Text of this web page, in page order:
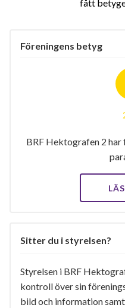
fått
Föreningens betyg
BRF Hektografen 2
Sitter du i styrelsen?
Styrelsen i BRF
kontroll över sin
bild och information